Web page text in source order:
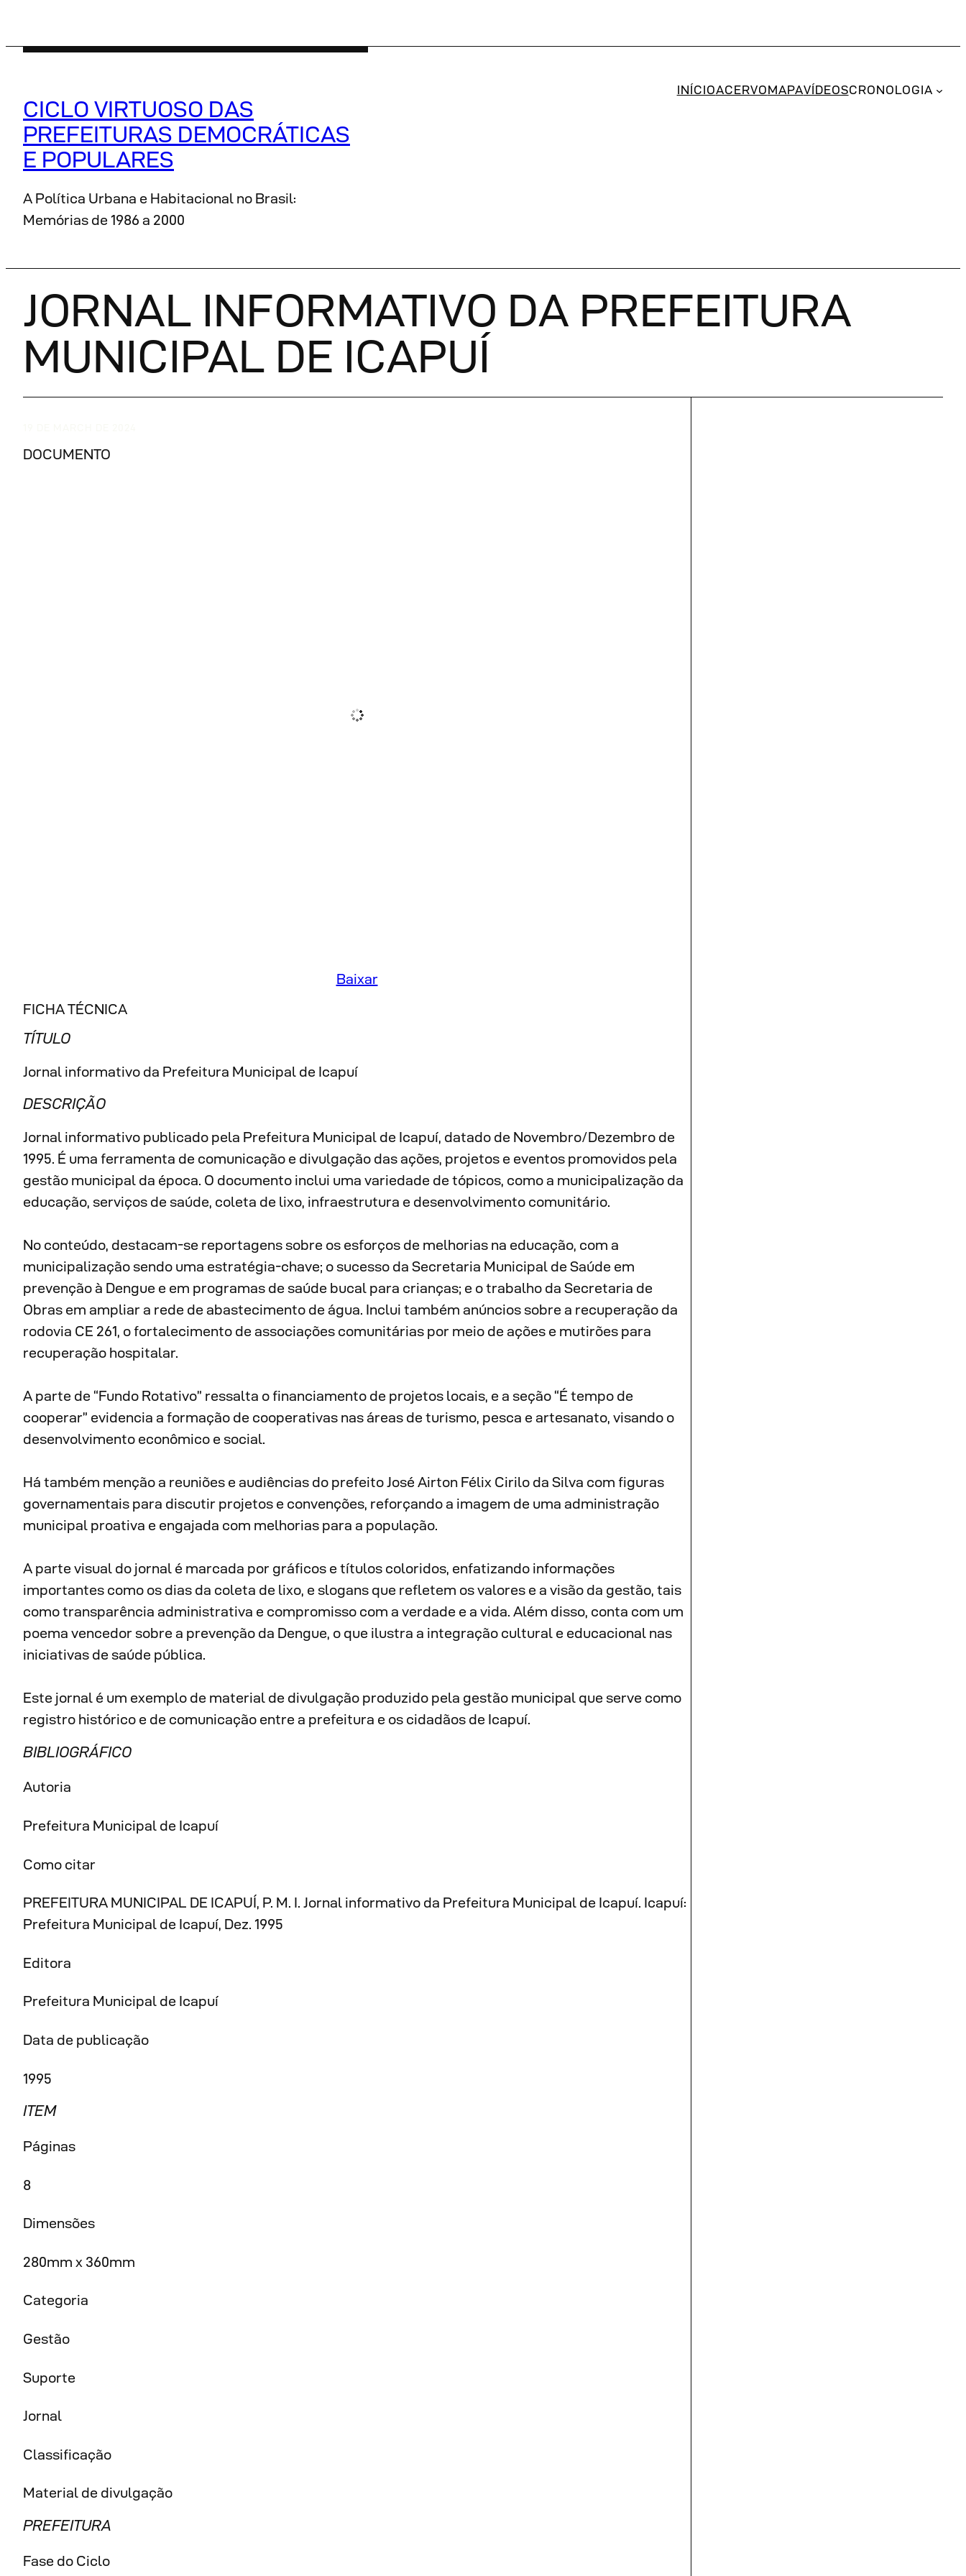
CICLO VIRTUOSO DAS
PREFEITURAS DEMOCRÁTICAS
E POPULARES
A Política Urbana e Habitacional no Brasil:
Memórias de 1986 a 2000
INÍCIOACERVOMAPAVÍDEOSCRONOLOGIA
JORNAL INFORMATIVO DA PREFEITURA
MUNICIPAL DE ICAPUÍ
DOCUMENTO
Baixar
FICHA TÉCNICA
TÍTULO
Jornal informativo da Prefeitura Municipal de Icapuí
DESCRIÇÃO
Jornal informativo publicado pela Prefeitura Municipal de Icapuí, datado de Novembro/Dezembro de
1995. É uma ferramenta de comunicação e divulgação das ações, projetos e eventos promovidos pela
gestão municipal da época. O documento inclui uma variedade de tópicos, como a municipalização da
educação, serviços de saúde, coleta de lixo, infraestrutura e desenvolvimento comunitário.
No conteúdo, destacam-se reportagens sobre os esforços de melhorias na educação, com a
municipalização sendo uma estratégia-chave; o sucesso da Secretaria Municipal de Saúde em
prevenção à Dengue e em programas de saúde bucal para crianças; e o trabalho da Secretaria de
Obras em ampliar a rede de abastecimento de água. Inclui também anúncios sobre a recuperação da
rodovia CE 261, o fortalecimento de associações comunitárias por meio de ações e mutirões para
recuperação hospitalar.
A parte de “Fundo Rotativo” ressalta o financiamento de projetos locais, e a seção “É tempo de
cooperar” evidencia a formação de cooperativas nas áreas de turismo, pesca e artesanato, visando o
desenvolvimento econômico e social.
Há também menção a reuniões e audiências do prefeito José Airton Félix Cirilo da Silva com figuras
governamentais para discutir projetos e convenções, reforçando a imagem de uma administração
municipal proativa e engajada com melhorias para a população.
A parte visual do jornal é marcada por gráficos e títulos coloridos, enfatizando informações
importantes como os dias da coleta de lixo, e slogans que refletem os valores e a visão da gestão, tais
como transparência administrativa e compromisso com a verdade e a vida. Além disso, conta com um
poema vencedor sobre a prevenção da Dengue, o que ilustra a integração cultural e educacional nas
iniciativas de saúde pública.
Este jornal é um exemplo de material de divulgação produzido pela gestão municipal que serve como
registro histórico e de comunicação entre a prefeitura e os cidadãos de Icapuí.
BIBLIOGRÁFICO
Autoria
Prefeitura Municipal de Icapuí
Como citar
PREFEITURA MUNICIPAL DE ICAPUÍ, P. M. I. Jornal informativo da Prefeitura Municipal de Icapuí. Icapuí:
Prefeitura Municipal de Icapuí, Dez. 1995
Editora
Prefeitura Municipal de Icapuí
Data de publicação
1995
ITEM
Páginas
8
Dimensões
280mm x 360mm
Categoria
Gestão
Suporte
Jornal
Classificação
Material de divulgação
PREFEITURA
Fase do Ciclo